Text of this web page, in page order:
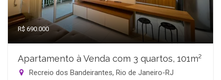
R$ 690.000
Apartamento à Venda com 3 quartos, 101m²
Recreio dos Bandeirantes, Rio de Janeiro-RJ